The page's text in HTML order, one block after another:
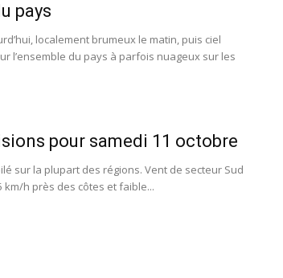
pays
localement brumeux le matin, puis ciel
l’ensemble du pays à parfois nuageux sur les
pour samedi 11 octobre
sur la plupart des régions. Vent de secteur Sud
km/h près des côtes et faible...